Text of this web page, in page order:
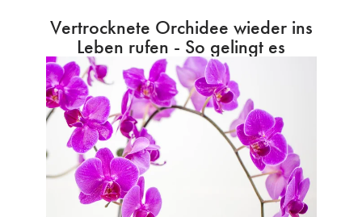
Vertrocknete Orchidee wieder ins
Leben rufen - So gelingt es